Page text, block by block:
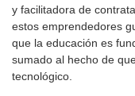
y facilitadora de
estos emprendedores
que la educación es
sumado al hecho de
tecnológico.